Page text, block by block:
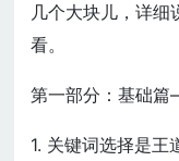
几个大块儿，详细
看。
第一部分：基础
1. 关键词选择是王